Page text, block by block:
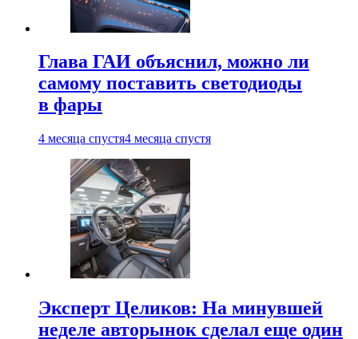
Глава ГАИ объяснил, можно ли
самому поставить светодиоды
в фары
4 месяца спустя4 месяца спустя
Эксперт Целиков: На минувшей
неделе авторынок сделал еще один